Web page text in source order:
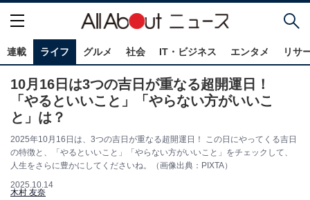
連載 ライフ グルメ 社会 IT・ビジネス エンタメ リサ
10月16日は3つの吉日が重なる超開運日！
「やるといいこと」「やらない方がいいこ
と」は？
2025年10月16日は、3つの吉日が重なる超開運日！ この日にやってくる吉日
の特徴と、「やるといいこと」「やらない方がいいこと」をチェックして、
人生をさらに豊かにしてくださいね。（画像出典：PIXTA）
2025.10.14
木村 友奈